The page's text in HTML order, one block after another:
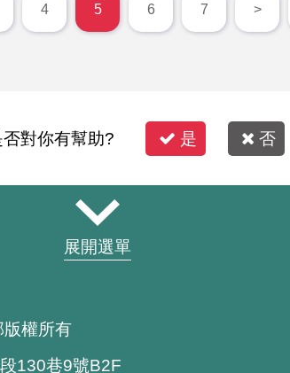
4 5 6 7 >
對你有幫助? 是 否
展開選單
權所有
130巷9號B2F